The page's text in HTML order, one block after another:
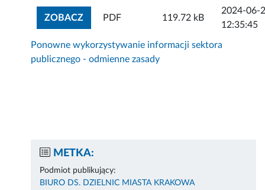
ZOBACZZOBACZ ZAŁĄCZNIK
PDF 119.72 kB
2024-06-
12:35:45
Ponowne wykorzystywanie informacji sektora
publicznego - odmienne zasady
METKA:
Podmiot publikujący:
BIURO DS. DZIELNIC MIASTA KRAKOWA